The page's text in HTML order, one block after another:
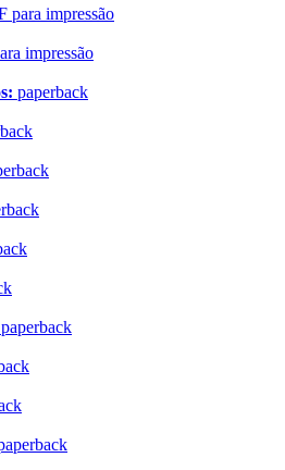
para impressão
impressão
paperback
paperback